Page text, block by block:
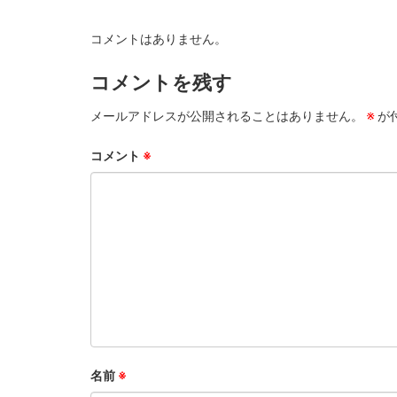
コメントはありません。
コメントを残す
メールアドレスが公開されることはありません。 ※が
コメント ※
名前 ※